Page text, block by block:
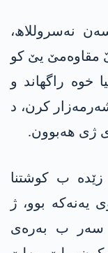
نەسروللاھ،
مقاوەمێ یێ کو
خوە راگهاند و
کرن، د
ژی هەبوون.
ب کوشتنا
یەنەکە بوو، ژ
سەر ب بەرەی